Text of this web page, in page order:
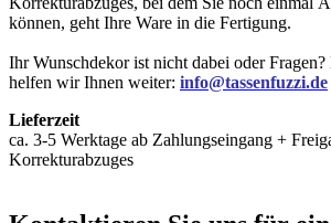
können, geht Ihre Ware in die Fertigung.
Ihr Wunschdekor ist nicht dabei oder
helfen wir Ihnen weiter: info@tassenfuzzi.de
Lieferzeit
ca. 3-5 Werktage ab Zahlungseingang +
Korrekturabzuges